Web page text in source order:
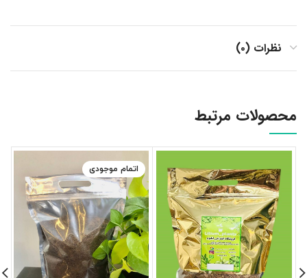
نظرات (۰)
محصولات مرتبط
اتمام موجودی